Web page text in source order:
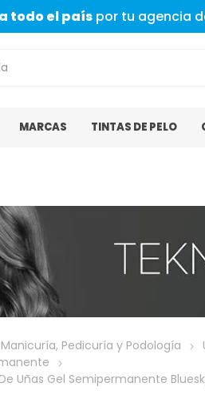
todo el país por tu agencia
MARCAS TINTAS DE PELO
Manicuría, Pedicuría y Podología
Uñas Gel Semipermanente